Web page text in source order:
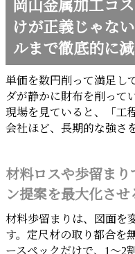
岡山金属加工コ
けが正義じゃな
ルまで徹底的に
単価を数円削って満足し
ダが静かに財布を削って
現場を見ていると、「工
会社ほど、長期的な強さ
材料ロスや歩留ま
ン提案を最大化させ
材料歩留まりは、図面を
す。定尺材の取り都合を
ースペックだけで、1〜2